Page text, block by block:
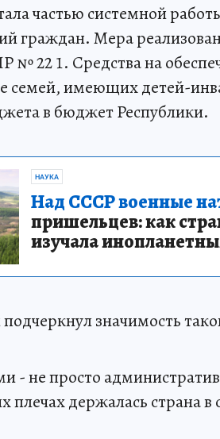
частью системной
граждан. Мера
№ 22 1. Средства на
семей, имеющих детей-
в бюджет Республики.
НАУКА
Над СССР военные
пришельцев: как
изучала
значимость
- не просто
плечах держалась страна